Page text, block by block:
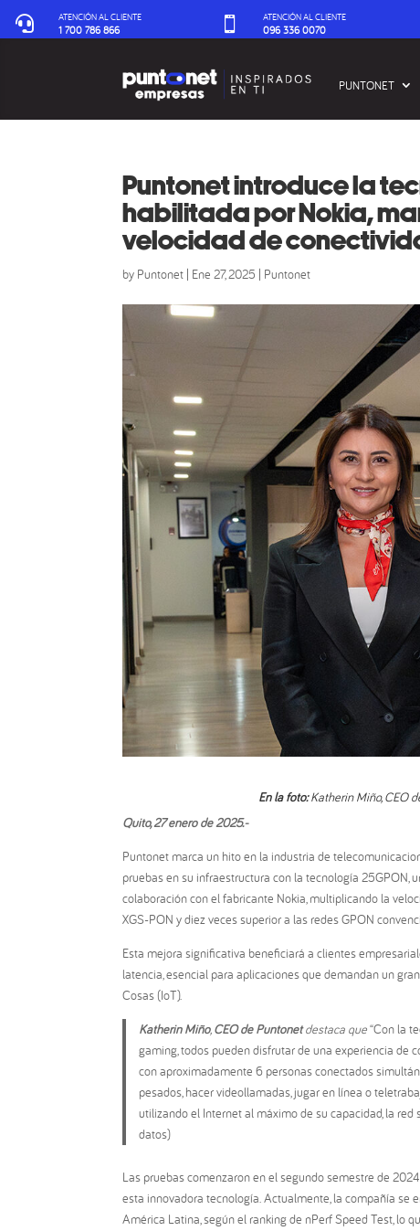
 ATENCIÓN AL CLIENTE
1 700 786 866  ATENCIÓN AL CLIENTE
096 336 0070‬
PUNTONET
Puntonet introduce la
habilitada por Nokia,
velocidad de
by Puntonet | Ene 27, 2025 | Puntonet
En la foto:Katherin Miño, CEO
Quito, 27enero de 2025.-
Puntonet marca un hito en la industria de
pruebas en su infraestructura con la tecnología 25GPON,
colaboración con el fabricante Nokia, multiplicando la
XGS-PON y diez veces superior a las redes GPON
Esta mejora significativa beneficiará a clientes
latencia, esencial para aplicaciones que demandan un
Cosas (IoT).
Katherin Miño,CEO de Puntonetdestaca que“Con la
gaming, todos pueden disfrutar de una experiencia de
con aproximadamente 6 personas conectados
pesados, hacer videollamadas, jugar en línea o
utilizando el Internet al máximo de su capacidad, la
datos)
Las pruebas comenzaron en el segundo semestre de
esta innovadora tecnología. Actualmente, la
América Latina, según el ranking de nPerf Speed Test, lo